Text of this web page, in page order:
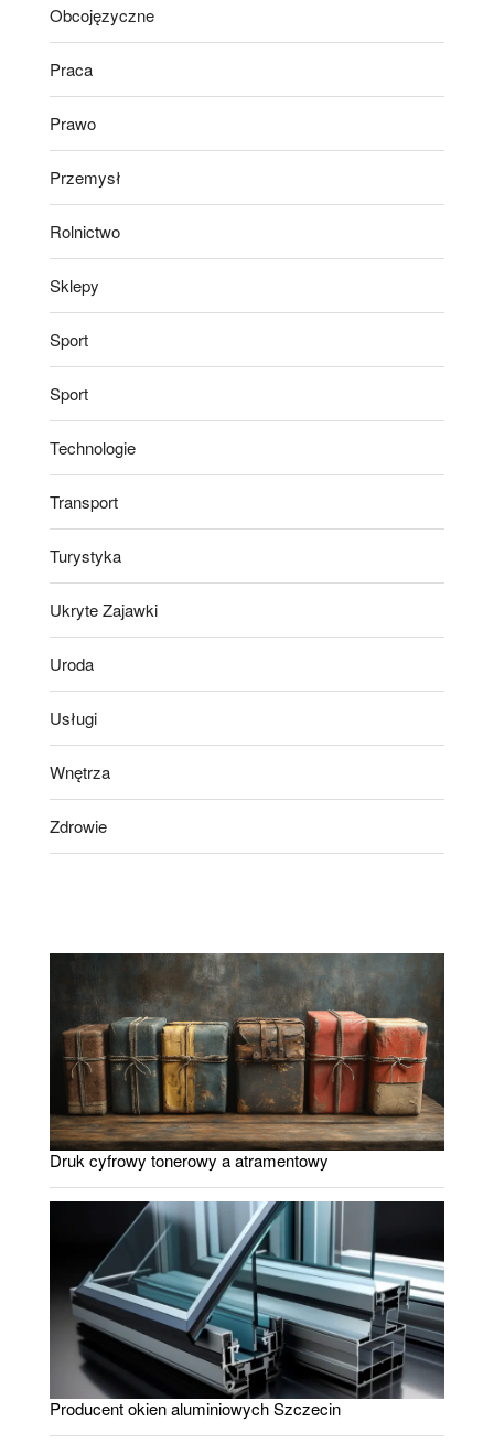
Obcojęzyczne
Praca
Prawo
Przemysł
Rolnictwo
Sklepy
Sport
Sport
Technologie
Transport
Turystyka
Ukryte Zajawki
Uroda
Usługi
Wnętrza
Zdrowie
Druk cyfrowy tonerowy a atramentowy
Producent okien aluminiowych Szczecin